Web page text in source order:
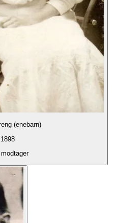
(enebarn)